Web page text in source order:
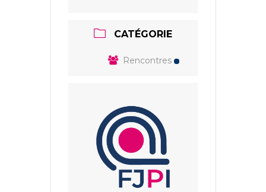
CATÉGORIE
Rencontres